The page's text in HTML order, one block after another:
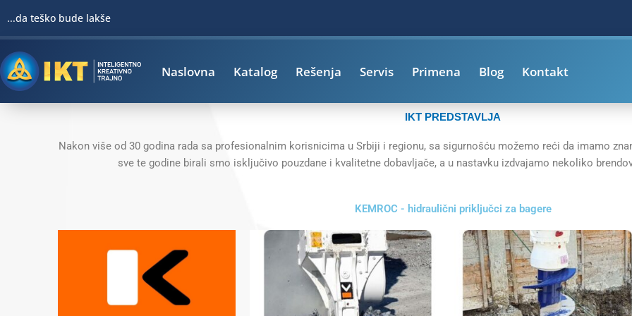
na
sadržaj
...da teško bude lakše
Naslovna Katalog Rešenja Servis Primena Blog Kontakt
IKT PREDSTAVLJA
Nakon više od 30 godina rada sa profesionalnim korisnicima u Srbiji i regionu, sa sigurnošću možemo reći da imamo
sve te godine birali smo isključivo pouzdane i kvalitetne dobavljače, a u nastavku izdvajamo nekoliko
KEMROC - hidraulični priključci za bagere